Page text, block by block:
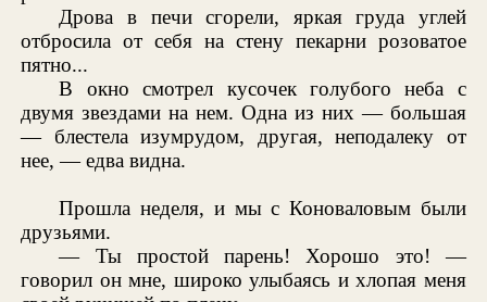
Дрова в печи сгорели, яркая груда углей
отбросила от себя на стену пекарни розоватое
пятно...
В окно смотрел кусочек голубого неба с
двумя звездами на нем. Одна из них — большая
— блестела изумрудом, другая, неподалеку от
нее, — едва видна.
Прошла неделя, и мы с Коноваловым были
друзьями.
— Ты простой парень! Хорошо это! —
говорил он мне, широко улыбаясь и хлопая меня